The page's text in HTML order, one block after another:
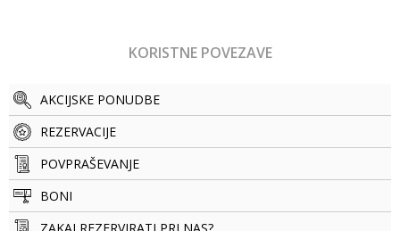
KORISTNE POVEZAVE
AKCIJSKE PONUDBE
REZERVACIJE
POVPRAŠEVANJE
BONI